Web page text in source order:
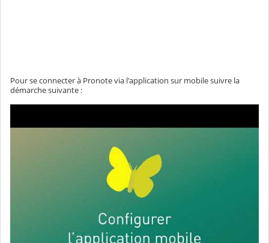
Pour se connecter à Pronote via l'application sur mobile suivre la
démarche suivante :